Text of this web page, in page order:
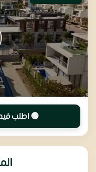
🟢 اطلب